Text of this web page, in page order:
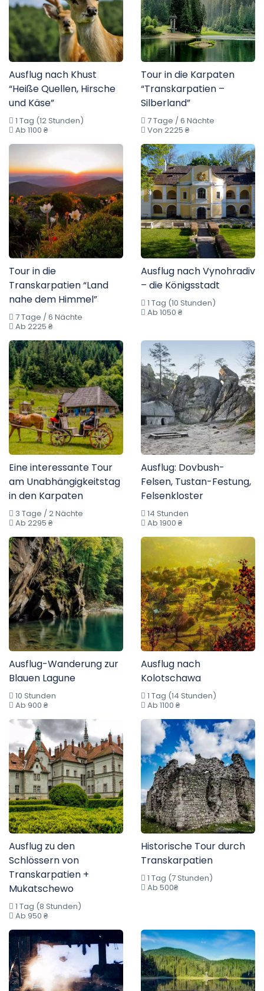
Ausflug nach Khust
“Heiße Quellen, Hirsche
und Käse”
1 Tag (12 Stunden)
Ab 1100 ₴
Tour in die Karpaten
“Transkarpatien –
Silberland”
7 Tage / 6 Nächte
Von 2225 ₴
Tour in die
Transkarpatien “Land
nahe dem Himmel”
7 Tage / 6 Nächte
Ab 2225 ₴
Ausflug nach Vynohradiv
– die Königsstadt
1 Tag (10 Stunden)
Ab 1050 ₴
Eine interessante Tour
am Unabhängigkeitstag
in den Karpaten
3 Tage / 2 Nächte
Ab 2295 ₴
Ausflug: Dovbush-
Felsen, Tustan-Festung,
Felsenkloster
14 Stunden
Ab 1900 ₴
Ausflug-Wanderung zur
Blauen Lagune
10 Stunden
Ab 900 ₴
Ausflug nach
Kolotschawa
1 Tag (14 Stunden)
Ab 1100 ₴
Ausflug zu den
Schlössern von
Transkarpatien +
Mukatschewo
1 Tag (8 Stunden)
Ab 950 ₴
Historische Tour durch
Transkarpatien
1 Tag (7 Stunden)
Ab 500₴